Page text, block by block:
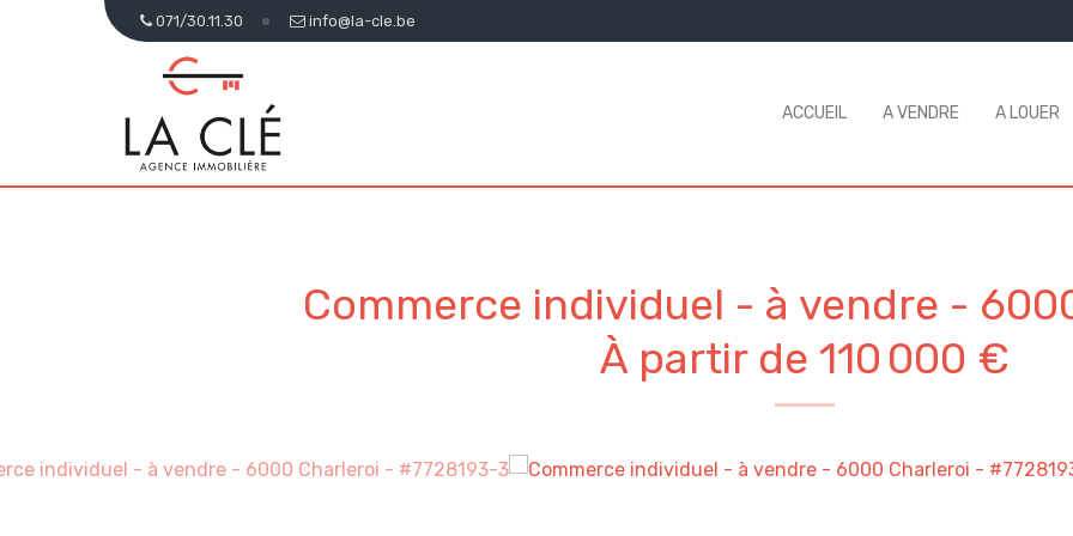
071/30.11.30 info@la-cle.be
ACCUEIL A VENDRE A LOUER
Commerce individuel - à vendre -
À partir de 110 000 €